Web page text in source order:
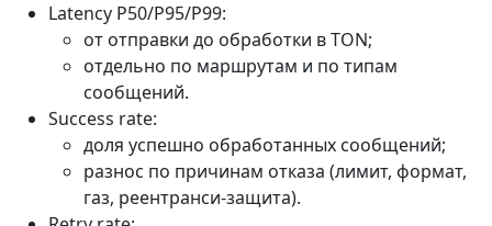
Latency P50/P95/P99:
от отправки до обработки в TON;
отдельно по маршрутам и по типам
сообщений.
Success rate:
доля успешно обработанных сообщений;
разнос по причинам отказа (лимит, формат,
газ, реентранси-защита).